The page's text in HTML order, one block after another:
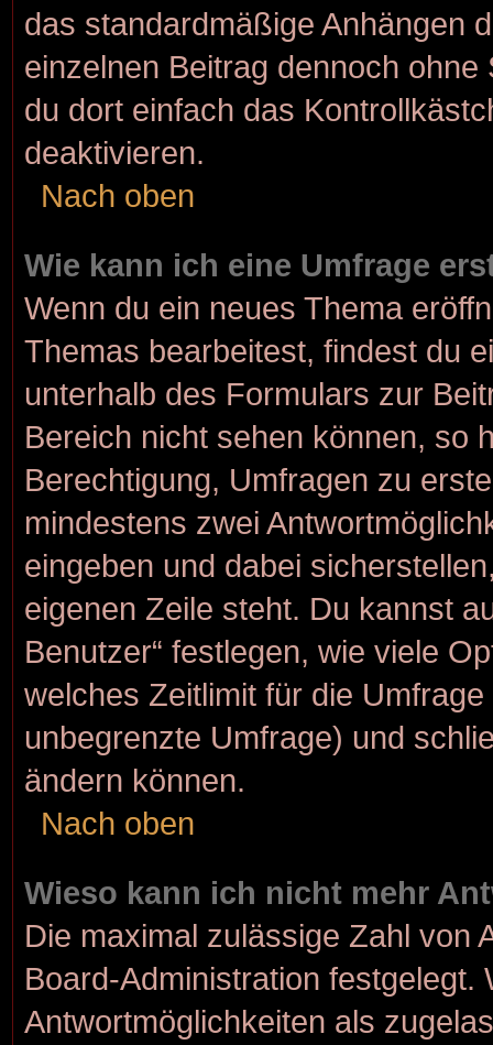
das standardmäßige Anhängen
einzelnen Beitrag dennoch
du dort einfach das
deaktivieren.
Nach oben
Wie kann ich eine Umfrage
Wenn du ein neues Thema
Themas bearbeitest, findest du
unterhalb des Formulars zur
Bereich nicht sehen können, so
Berechtigung, Umfragen zu
mindestens zwei
eingeben und dabei
eigenen Zeile steht. Du kannst
Benutzer“ festlegen, wie viele
welches Zeitlimit für die
unbegrenzte Umfrage) und
ändern können.
Nach oben
Wieso kann ich nicht mehr
Die maximal zulässige Zahl von
Board-Administration festgelegt.
Antwortmöglichkeiten als